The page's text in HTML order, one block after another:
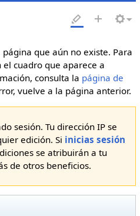
que aún no existe. Para
cuadro que aparece a
consulta la página de
vuelve a la página anterior.
sesión. Tu dirección IP se
edición. Si inicias sesión
se atribuirán a tu
de otros beneficios.